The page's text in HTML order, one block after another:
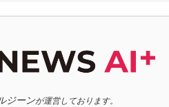
ジーンが運営しております。